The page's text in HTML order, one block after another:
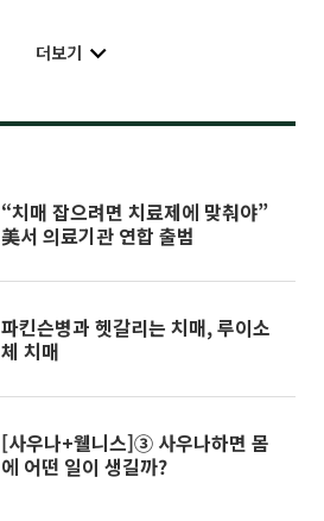
더보기
“치매 잡으려면 치료제에 맞춰야”
美서 의료기관 연합 출범
파킨슨병과 헷갈리는 치매, 루이소
체 치매
[사우나+웰니스]③ 사우나하면 몸
에 어떤 일이 생길까?